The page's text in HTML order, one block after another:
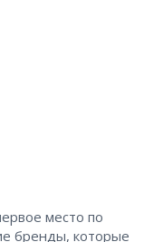
место по
бренды, которые